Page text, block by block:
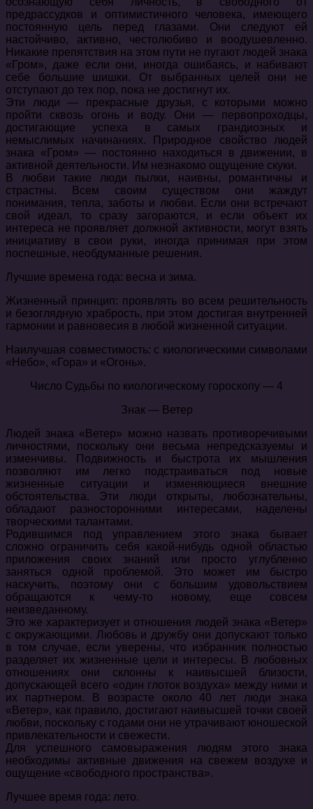
предрассудков и оптимистичного человека, имеющего
постоянную цель перед глазами. Они следуют ей
настойчиво, активно, честолюбиво и воодушевленно.
Никакие препятствия на этом пути не пугают людей знака
«Гром», даже если они, иногда ошибаясь, и набивают
себе большие шишки. От выбранных целей они не
отступают до тех пор, пока не достигнут их.
Эти люди — прекрасные друзья, с которыми можно
пройти сквозь огонь и воду. Они — первопроходцы,
достигающие успеха в самых грандиозных и
немыслимых начинаниях. Природное свойство людей
знака «Гром» — постоянно находиться в движении, в
активной деятельности. Им незнакомо ощущение скуки.
В любви такие люди пылки, наивны, романтичны и
страстны. Всем своим существом они жаждут
понимания, тепла, заботы и любви. Если они встречают
свой идеал, то сразу загораются, и если объект их
интереса не проявляет должной активности, могут взять
инициативу в свои руки, иногда принимая при этом
поспешные, необдуманные решения.
Лучшие времена года: весна и зима.
Жизненный принцип: проявлять во всем решительность
и безоглядную храбрость, при этом достигая внутренней
гармонии и равновесия в любой жизненной ситуации.
Наилучшая совместимость: с киологическими символами
«Небо», «Гора» и «Огонь».
Число Судьбы по киологическому гороскопу — 4
Знак — Ветер
Людей знака «Ветер» можно назвать противоречивыми
личностями, поскольку они весьма непредсказуемы и
изменчивы. Подвижность и быстрота их мышления
позволяют им легко подстраиваться под новые
жизненные ситуации и изменяющиеся внешние
обстоятельства. Эти люди открыты, любознательны,
обладают разносторонними интересами, наделены
творческими талантами.
Родившимся под управлением этого знака бывает
сложно ограничить себя какой-нибудь одной областью
приложения своих знаний или просто углубленно
заняться одной проблемой. Это может им быстро
наскучить, поэтому они с большим удовольствием
обращаются к чему-то новому, еще совсем
неизведанному.
Это же характеризует и отношения людей знака «Ветер»
с окружающими. Любовь и дружбу они допускают только
в том случае, если уверены, что избранник полностью
разделяет их жизненные цели и интересы. В любовных
отношениях они склонны к наивысшей близости,
допускающей всего «один глоток воздуха» между ними и
их партнером. В возрасте около 40 лет люди знака
«Ветер», как правило, достигают наивысшей точки своей
любви, поскольку с годами они не утрачивают юношеской
привлекательности и свежести.
Для успешного самовыражения людям этого знака
необходимы активные движения на свежем воздухе и
ощущение «свободного пространства».
Лучшее время года: лето.